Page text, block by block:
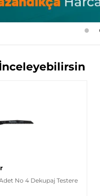
No 4 Dekupaj Testere